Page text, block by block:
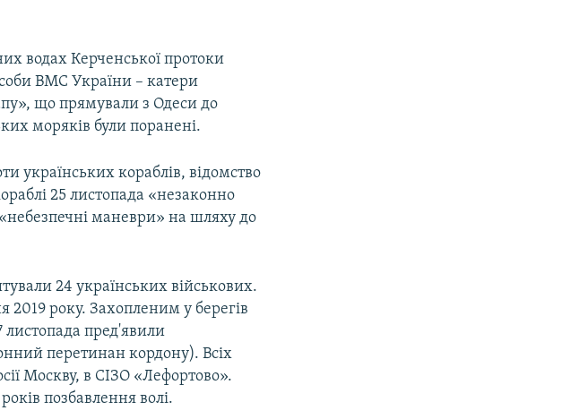
водах Керченської протоки
ВМС України – катери
що прямували з Одеси до
моряків були поранені.
українських кораблів, відомство
25 листопада «незаконно
маневри» на шляху до
24 українських військових.
2019 року. Захопленим у берегів
пред'явили
перетинан кордону). Всіх
Москву, в СІЗО «Лефортово».
позбавлення волі.